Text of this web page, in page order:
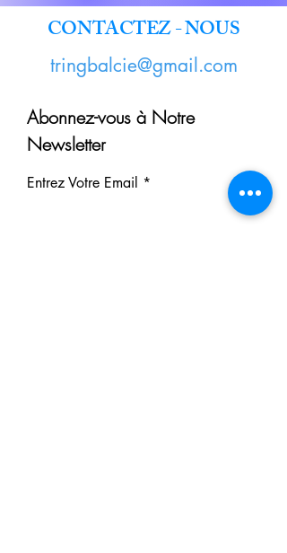
CONTACTEZ - NOUS
tringbalcie@gmail.com
Abonnez-vous à Notre
Newsletter
Entrez Votre Email